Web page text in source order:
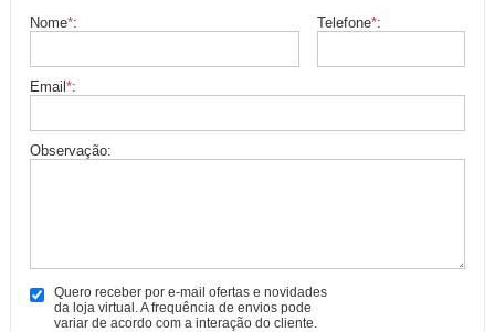
Nome*: Telefone*:
Email*:
Observação:
Quero receber por e-mail ofertas e novidades
da loja virtual. A frequência de envios pode
variar de acordo com a interação do cliente.